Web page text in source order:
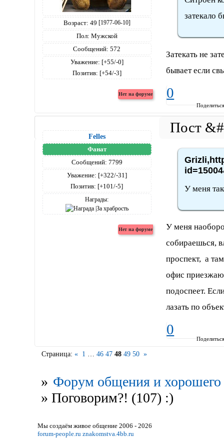
Возраст: 49 [1977-06-10]
Пол: Мужской
Сообщений: 572
Уважение: [+55/-0]
Позитив: [+54/-3]
затекало
Затекать не
бывает если
0
Felles
Фанат
Сообщений: 7799
Уважение: [+322/-31]
Позитив: [+101/-5]
Награды:
У меня
У меня
собираешься,
проспект, а
офис
подоспеет.
лазать по
0
Страница: « 1 46 47 48 49 50 »
» Форум общения и хорошего
» Поговорим?! (107) :)
Мы создаём живое общение 2006 - 2026
forum-people.ru znakomstva.4bb.ru